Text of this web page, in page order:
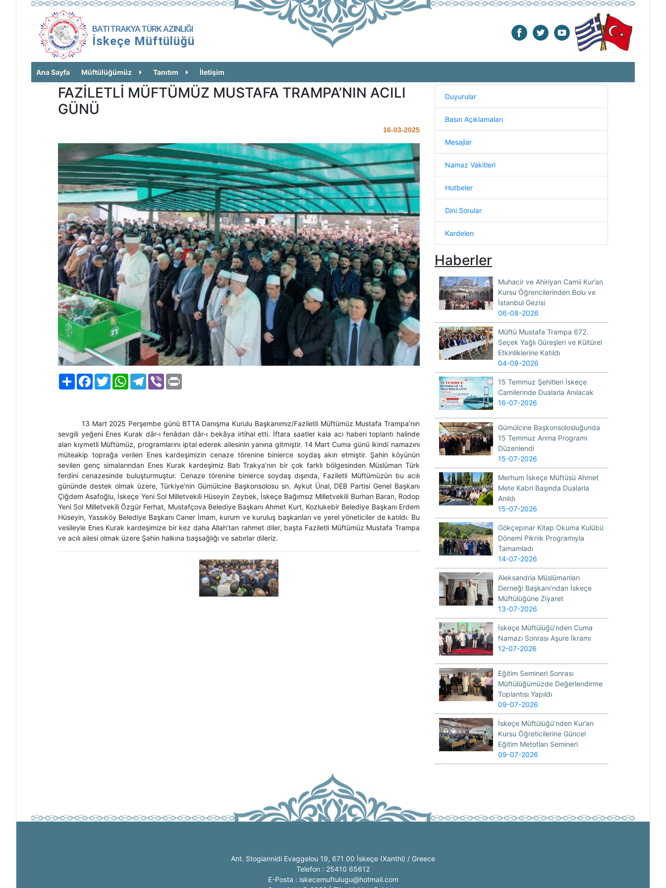
BATI TRAKYA TÜRK AZINLIĞI
İskeçe Müftülüğü
Ana Sayfa Müftülüğümüz Tanıtım İletişim
FAZİLETLİ MÜFTÜMÜZ MUSTAFA TRAMPA’NIN ACILI
GÜNÜ
16-03-2025
PaylaşFacebook
TwitterWhatsAppTelegram
Viber
13 Mart 2025 Perşembe günü BTTA Danışma Kurulu Başkanımız/Faziletli Müftümüz Mustafa Trampa’nın
sevgili yeğeni Enes Kurak dâr-ı fenâdan dâr-ı bekâya irtihal etti. İftara saatler kala acı haberi toplantı halinde
alan kıymetli Müftümüz, programlarını iptal ederek ailesinin yanına gitmiştir. 14 Mart Cuma günü ikindi namazını
müteakip toprağa verilen Enes kardeşimizin cenaze törenine binlerce soydaş akın etmiştir. Şahin köyünün
sevilen genç simalarından Enes Kurak kardeşimiz Batı Trakya’nın bir çok farklı bölgesinden Müslüman Türk
ferdini cenazesinde buluşturmuştur. Cenaze törenine binlerce soydaş dışında, Faziletli Müftümüzün bu acılı
gününde destek olmak üzere, Türkiye’nin Gümülcine Başkonsolosu sn. Aykut Ünal, DEB Partisi Genel Başkanı
Çiğdem Asafoğlu, İskeçe Yeni Sol Milletvekili Hüseyin Zeybek, İskeçe Bağımsız Milletvekili Burhan Baran, Rodop
Yeni Sol Milletvekili Özgür Ferhat, Mustafçova Belediye Başkanı Ahmet Kurt, Kozlukebir Belediye Başkanı Erdem
Hüseyin, Yassıköy Belediye Başkanı Caner İmam, kurum ve kuruluş başkanları ve yerel yöneticiler de katıldı. Bu
vesileyle Enes Kurak kardeşimize bir kez daha Allah’tan rahmet diler, başta Faziletli Müftümüz Mustafa Trampa
ve acılı ailesi olmak üzere Şahin halkına başsağlığı ve sabırlar dileriz.
Duyurular
Basın Açıklamaları
Mesajlar
Namaz Vakitleri
Hutbeler
Dini Sorular
Kardelen
Haberler
Muhacir ve Ahiriyan Camii Kur’an
Kursu Öğrencilerinden Bolu ve
İstanbul Gezisi
06-08-2026
Müftü Mustafa Trampa 672.
Seçek Yağlı Güreşleri ve Kültürel
Etkinliklerine Katıldı
04-08-2026
15 Temmuz Şehitleri İskeçe
Camilerinde Dualarla Anılacak
16-07-2026
Gümülcine Başkonsolosluğunda
15 Temmuz Anma Programı
Düzenlendi
15-07-2026
Merhum İskeçe Müftüsü Ahmet
Mete Kabri Başında Dualarla
Anıldı
15-07-2026
Gökçepınar Kitap Okuma Kulübü
Dönemi Piknik Programıyla
Tamamladı
14-07-2026
Aleksandria Müslümanları
Derneği Başkanı’ndan İskeçe
Müftülüğüne Ziyaret
13-07-2026
İskeçe Müftülüğü’nden Cuma
Namazı Sonrası Aşure İkramı
12-07-2026
Eğitim Semineri Sonrası
Müftülüğümüzde Değerlendirme
Toplantısı Yapıldı
09-07-2026
İskeçe Müftülüğü’nden Kur’an
Kursu Öğreticilerine Güncel
Eğitim Metotları Semineri
09-07-2026
Ant. Stogiannidi Evaggelou 19, 671 00 İskeçe (Xanthi) / Greece
Telefon : 25410 65612
E-Posta : iskecemuftulugu@hotmail.com